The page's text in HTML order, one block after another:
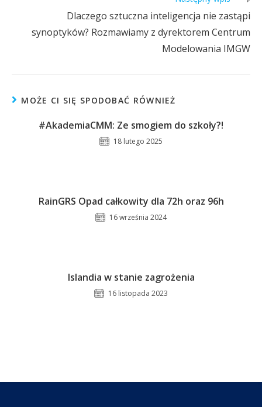
Dlaczego sztuczna inteligencja nie zastąpi
synoptyków? Rozmawiamy z dyrektorem Centrum
Modelowania IMGW
MOŻE CI SIĘ SPODOBAĆ RÓWNIEŻ
#AkademiaCMM: Ze smogiem do szkoły?!
18 lutego 2025
RainGRS Opad całkowity dla 72h oraz 96h
16 września 2024
Islandia w stanie zagrożenia
16 listopada 2023